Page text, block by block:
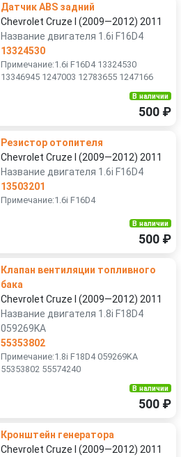
Датчик ABS задний
Chevrolet Cruze I (2009—2012) 2011
Название двигателя 1.6i F16D4
13324530
Примечание:1.6i F16D4 13324530
13346945 1247003 12783655 1247166
В наличии
500 ₽
Резистор отопителя
Chevrolet Cruze I (2009—2012) 2011
Название двигателя 1.6i F16D4
13503201
Примечание:1.6i F16D4
В наличии
500 ₽
Клапан вентиляции топливного
бака
Chevrolet Cruze I (2009—2012) 2011
Название двигателя 1.8i F18D4
059269KA
55353802
Примечание:1.8i F18D4 059269KA
55353802 55574240
В наличии
500 ₽
Кронштейн генератора
Chevrolet Cruze I (2009—2012) 2011